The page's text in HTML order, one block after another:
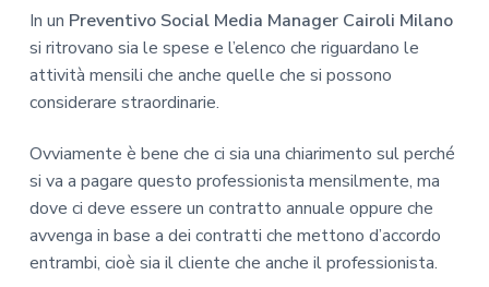
In un Preventivo Social Media Manager Cairoli Milano
si ritrovano sia le spese e l’elenco che riguardano le
attività mensili che anche quelle che si possono
considerare straordinarie.
Ovviamente è bene che ci sia una chiarimento sul perché
si va a pagare questo professionista mensilmente, ma
dove ci deve essere un contratto annuale oppure che
avvenga in base a dei contratti che mettono d’accordo
entrambi, cioè sia il cliente che anche il professionista.